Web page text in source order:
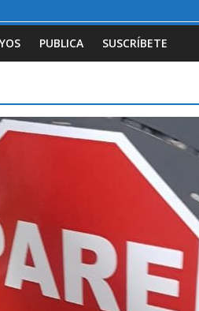
PUBLICA SUSCRÍBETE
Habitar la memoria